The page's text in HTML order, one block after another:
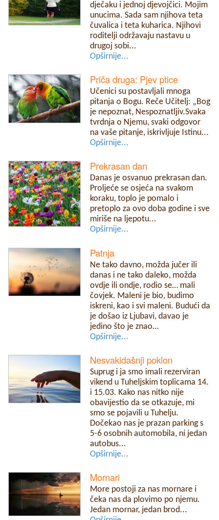
dječaku i jednoj djevojčici. Mojim
unucima. Sada sam njihova teta
čuvalica i teta kuharica. Njihovi
roditelji održavaju nastavu u
drugoj sobi...
Opširnije...
Priča druga: Pjev ptice
Učenici su postavljali mnoga
pitanja o Bogu. Reče Učitelj: „Bog
je nepoznat, Nespoznatljiv.Svaka
tvrdnja o Njemu, svaki odgovor
na vaše pitanje, iskrivljuje Istinu...
Opširnije...
Prekrasan dan
Danas je osvanuo prekrasan dan.
Proljeće se osjeća na svakom
koraku, toplo je pomalo i
pretoplo za ovo doba godine i sve
miriše na ljepotu...
Opširnije...
Patnja
Ne tako davno, možda jučer ili
danas i ne tako daleko, možda
ovdje ili ondje, rodio se… mali
čovjek. Maleni je bio, budimo
iskreni, kao i svi maleni. Budući da
je došao iz Ljubavi, davao je
jedino što je znao…
Opširnije...
Nesvakidašnji poklon
Suprug i ja smo imali rezerviran
vikend u Tuheljskim toplicama 14.
i 15.03. Kako nas nitko nije
obavijestio da se otkazuje, mi
smo se pojavili u Tuhelju.
Dočekao nas je prazan parking s
5-6 osobnih automobila, ni jedan
autobus...
Opširnije...
Mornari
More postoji za nas mornare i
čeka nas da plovimo po njemu.
Jedan mornar, jedan brod...